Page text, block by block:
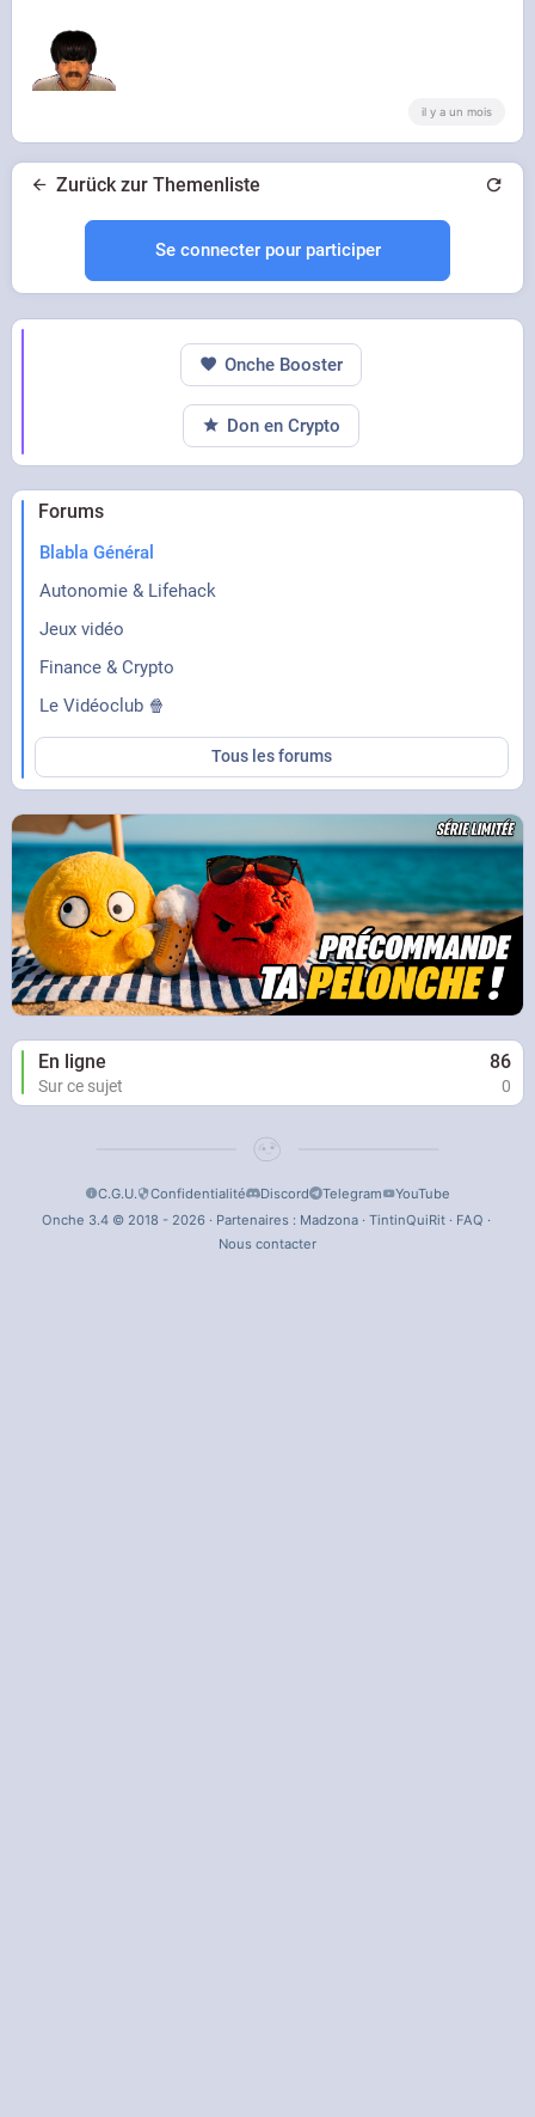
il y a un mois
Zurück zur Themenliste
Se connecter pour participer
Forums
Blabla Général
Autonomie & Lifehack
Jeux vidéo
Finance & Crypto
Le Vidéoclub 🍿
Tous les forums
En ligne 86
Sur ce sujet 0
Onche Booster
Don en Crypto
C.G.U. Confidentialité Discord Telegram
YouTube
Onche 3.4 © 2018 - 2026 · Partenaires : Madzona· TintinQuiRit· FAQ ·
Nous contacter